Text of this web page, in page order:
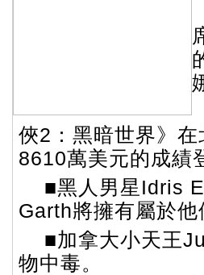
俠2：黑暗世界》
8610萬美元的成績
■黑人男星Idris
Garth將擁有屬於他
■加拿大小天王
物中毒。